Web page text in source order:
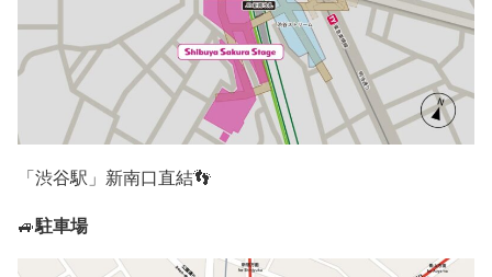
「渋谷駅」新南口直結👣
🚙駐車場